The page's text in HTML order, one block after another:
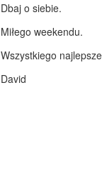
Dbaj o siebie.
Miłego weekendu.
Wszystkiego
David